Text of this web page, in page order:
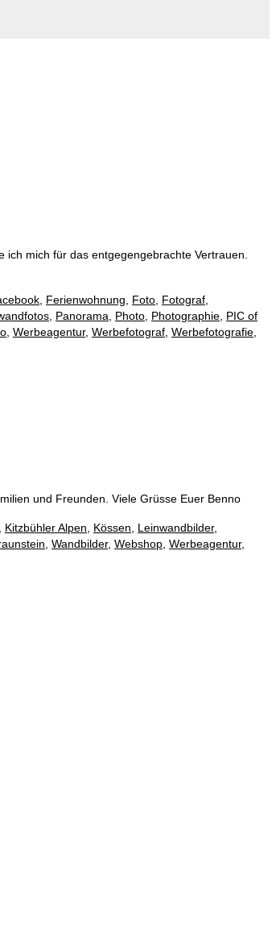
mich für das entgegengebrachte Vertrauen.
Ferienwohnung Foto Fotograf
Panorama Photo Photographie PIC of
Werbeagentur, Werbefotograf Werbefotografie
und Freunden. Viele Grüsse Euer Benno
Kitzbühler Alpen Kössen Leinwandbilder,
Wandbilder, Webshop Werbeagentur,